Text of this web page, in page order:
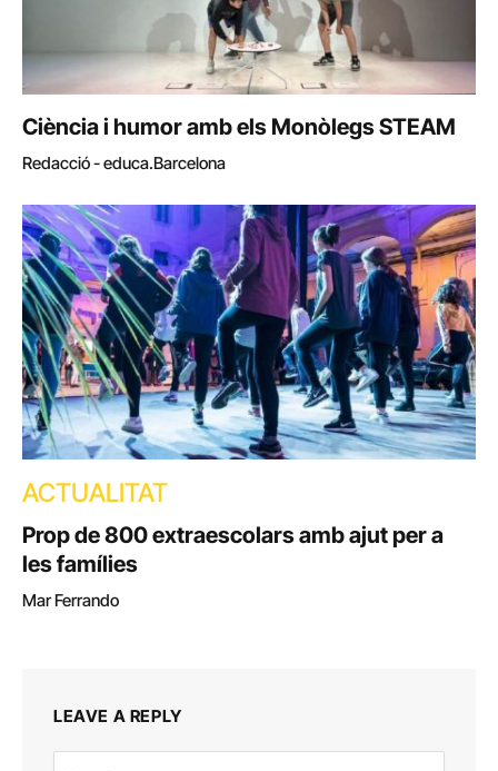
Ciència i humor amb els Monòlegs STEAM
Redacció - educa.Barcelona
ACTUALITAT
Prop de 800 extraescolars amb ajut per a
les famílies
Mar Ferrando
LEAVE A REPLY